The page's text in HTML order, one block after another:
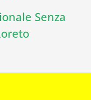
Senza